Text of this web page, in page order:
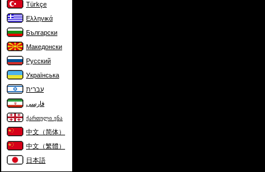
Türkçe
Ελληνικά
Български
Македонски
Русский
Українська
עברית
فارسی
ქართული ენა
中文（简体）
中文（繁體）
日本語